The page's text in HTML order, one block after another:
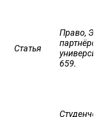
Статья
Право,
659.